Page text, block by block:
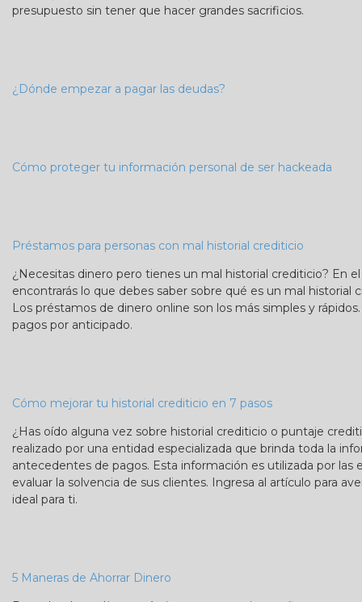
presupuesto sin tener que hacer grandes sacrificios.
¿Dónde empezar a pagar las deudas?
Cómo proteger tu información personal de ser hackeada
Préstamos para personas con mal historial crediticio
¿Necesitas dinero pero tienes un mal historial crediticio? En
encontrarás lo que debes saber sobre qué es un mal historial
Los préstamos de dinero online son los más simples y
pagos por anticipado.
Cómo mejorar tu historial crediticio en 7 pasos
¿Has oído alguna vez sobre historial crediticio o puntaje
realizado por una entidad especializada que brinda toda la
antecedentes de pagos. Esta información es utilizada por las
evaluar la solvencia de sus clientes. Ingresa al artículo para
ideal para ti.
5 Maneras de Ahorrar Dinero